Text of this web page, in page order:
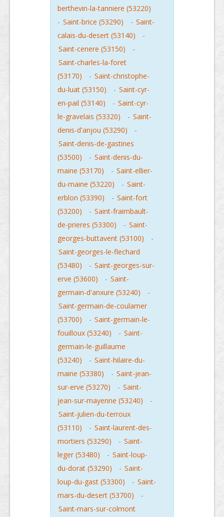
berthevin-la-tanniere (53220)
- Saint-brice (53290) - Saint-
calais-du-desert (53140)
-
Saint-cenere (53150)
-
Saint-charles-la-foret
(53170)
- Saint-christophe-
du-luat (53150)
- Saint-cyr-
en-pail (53140)
- Saint-cyr-
le-gravelais (53320)
- Saint-
denis-d'anjou (53290)
-
Saint-denis-de-gastines
(53500)
- Saint-denis-du-
maine (53170)
- Saint-ellier-
du-maine (53220)
- Saint-
erblon (53390)
- Saint-fort
(53200)
- Saint-fraimbault-
de-prieres (53300)
- Saint-
georges-buttavent (53100)
-
Saint-georges-le-flechard
(53480)
- Saint-georges-sur-
erve (53600)
- Saint-
germain-d'anxure (53240)
-
Saint-germain-de-coulamer
(53700)
- Saint-germain-le-
fouilloux (53240)
- Saint-
germain-le-guillaume
(53240)
- Saint-hilaire-du-
maine (53380)
- Saint-jean-
sur-erve (53270)
- Saint-
jean-sur-mayenne (53240)
-
Saint-julien-du-terroux
(53110)
- Saint-laurent-des-
mortiers (53290)
- Saint-
leger (53480)
- Saint-loup-
du-dorat (53290)
- Saint-
loup-du-gast (53300)
- Saint-
mars-du-desert (53700)
-
Saint-mars-sur-colmont